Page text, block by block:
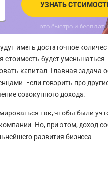
УЗНАТЬ
это быстро и
иметь достаточное
стоимость будет
капитал. Главная задача
Если говорить про
совокупного дохода.
так, чтобы были
Но, при этом, доход
развития бизнеса.